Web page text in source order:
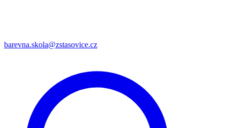
barevna.skola@zstasovice.cz